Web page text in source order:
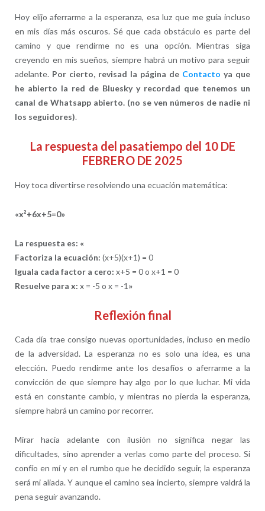
Hoy elijo aferrarme a la esperanza, esa luz que me guía incluso
en mis días más oscuros. Sé que cada obstáculo es parte del
camino y que rendirme no es una opción. Mientras siga
creyendo en mis sueños, siempre habrá un motivo para seguir
adelante. Por cierto, revisad la página de Contacto ya que
he abierto la red de Bluesky y recordad que tenemos un
canal de Whatsapp abierto. (no se ven números de nadie ni
los seguidores).
La respuesta del pasatiempo del 10 DE
FEBRERO DE 2025
Hoy toca divertirse resolviendo una ecuación matemática:
«x²+6x+5=0»
La respuesta es: «
Factoriza la ecuación: (x+5)(x+1) = 0
Iguala cada factor a cero: x+5 = 0 o x+1 = 0
Resuelve para x: x = -5 o x = -1 »
Reflexión final
Cada día trae consigo nuevas oportunidades, incluso en medio
de la adversidad. La esperanza no es solo una idea, es una
elección. Puedo rendirme ante los desafíos o aferrarme a la
convicción de que siempre hay algo por lo que luchar. Mi vida
está en constante cambio, y mientras no pierda la esperanza,
siempre habrá un camino por recorrer.
Mirar hacia adelante con ilusión no significa negar las
dificultades, sino aprender a verlas como parte del proceso. Si
confío en mí y en el rumbo que he decidido seguir, la esperanza
será mi aliada. Y aunque el camino sea incierto, siempre valdrá la
pena seguir avanzando.